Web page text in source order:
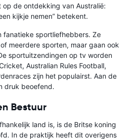
de ontdekking van Australië:
kijkje nemen” betekent.
fanatieke sportliefhebbers. Ze
meerdere sporten, maar gaan ook
sportuitzendingen op tv worden
Australian Rules Football,
zijn het populairst. Aan de
druk beoefend.
Bestuur
land is, is de Britse koning
In de praktijk heeft dit overigens